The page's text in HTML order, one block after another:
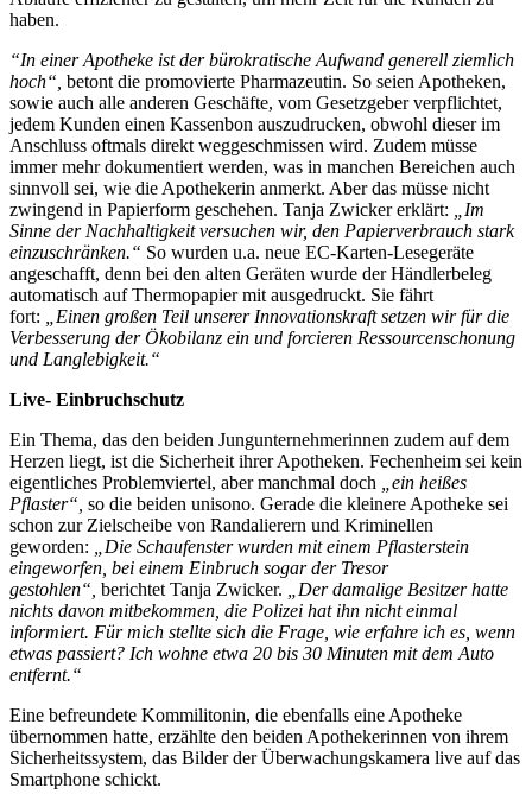
haben.
“In einer Apotheke ist der bürokratische Aufwand generell ziemlich
hoch“, betont die promovierte Pharmazeutin. So seien Apotheken,
sowie auch alle anderen Geschäfte, vom Gesetzgeber verpflichtet,
jedem Kunden einen Kassenbon auszudrucken, obwohl dieser im
Anschluss oftmals direkt weggeschmissen wird. Zudem müsse
immer mehr dokumentiert werden, was in manchen Bereichen auch
sinnvoll sei, wie die Apothekerin anmerkt. Aber das müsse nicht
zwingend in Papierform geschehen. Tanja Zwicker erklärt:
„Im
Sinne der Nachhaltigkeit versuchen wir, den Papierverbrauch stark
einzuschränken.“ So wurden u.a. neue EC-Karten-Lesegeräte
angeschafft, denn bei den alten Geräten wurde der Händlerbeleg
automatisch auf Thermopapier mit ausgedruckt. Sie fährt
fort:
„Einen großen Teil unserer Innovationskraft setzen wir für die
Verbesserung der Ökobilanz ein und forcieren Ressourcenschonung
und Langlebigkeit.“
Live- Einbruchschutz
Ein Thema, das den beiden Jungunternehmerinnen zudem auf dem
Herzen liegt, ist die Sicherheit ihrer Apotheken. Fechenheim sei kein
eigentliches Problemviertel, aber manchmal doch
„ein heißes
Pflaster“, so die beiden unisono. Gerade die kleinere Apotheke sei
schon zur Zielscheibe von Randalierern und Kriminellen
geworden:
„Die Schaufenster wurden mit einem Pflasterstein
eingeworfen, bei einem Einbruch sogar der Tresor
gestohlen“, berichtet Tanja Zwicker.
„Der damalige Besitzer hatte
nichts davon mitbekommen, die Polizei hat ihn nicht einmal
informiert. Für mich stellte sich die Frage, wie erfahre ich es, wenn
etwas passiert? Ich wohne etwa 20 bis 30 Minuten mit dem Auto
entfernt.“
Eine befreundete Kommilitonin, die ebenfalls eine Apotheke
übernommen hatte, erzählte den beiden Apothekerinnen von ihrem
Sicherheitssystem, das Bilder der Überwachungskamera live auf das
Smartphone schickt.